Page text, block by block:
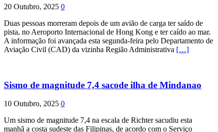
20 Outubro, 2025 0
Duas pessoas morreram depois de um avião de carga ter saído de
pista, no Aeroporto Internacional de Hong Kong e ter caído ao mar.
A informação foi avançada esta segunda-feira pelo Departamento de
Aviação Civil (CAD) da vizinha Região Administrativa […]
Sismo de magnitude 7,4 sacode ilha de Mindanao
10 Outubro, 2025 0
Um sismo de magnitude 7,4 na escala de Richter sacudiu esta
manhã a costa sudeste das Filipinas, de acordo com o Serviço